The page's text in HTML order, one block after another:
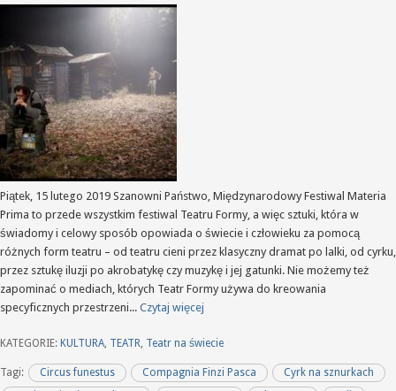
Piątek, 15 lutego 2019 Szanowni Państwo, Międzynarodowy Festiwal Materia
Prima to przede wszystkim festiwal Teatru Formy, a więc sztuki, która w
świadomy i celowy sposób opowiada o świecie i człowieku za pomocą
różnych form teatru – od teatru cieni przez klasyczny dramat po lalki, od cyrku,
przez sztukę iluzji po akrobatykę czy muzykę i jej gatunki. Nie możemy też
zapominać o mediach, których Teatr Formy używa do kreowania
specyficznych przestrzeni... Czytaj więcej
KATEGORIE: KULTURA, TEATR, Teatr na świecie
Tagi: Circus funestus Compagnia Finzi Pasca
Cyrk na sznurkach